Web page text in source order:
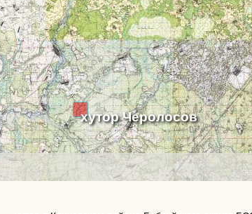
хутор Черолосов